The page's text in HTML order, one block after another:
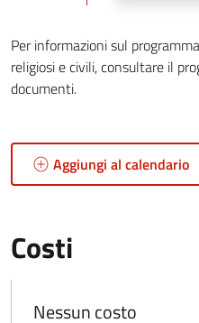
Per informazioni sul
religiosi e civili, consultare il
documenti.
Aggiungi al calendario
Costi
Nessun costo